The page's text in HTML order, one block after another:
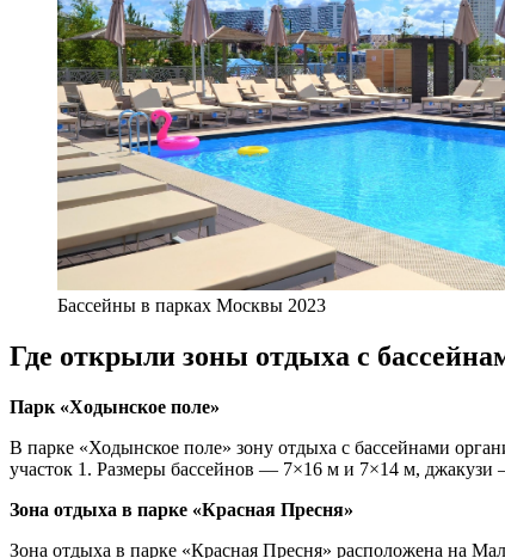
Бассейны в парках Москвы 2023
Где открыли зоны отдыха с
Парк «Ходынское поле»
В парке «Ходынское поле» зону отдыха с бассейнами
участок 1. Размеры бассейнов — 7×16 м и 7×14 м,
Зона отдыха в парке «Красная Пресня»
Зона отдыха в парке «Красная Пресня» расположена на